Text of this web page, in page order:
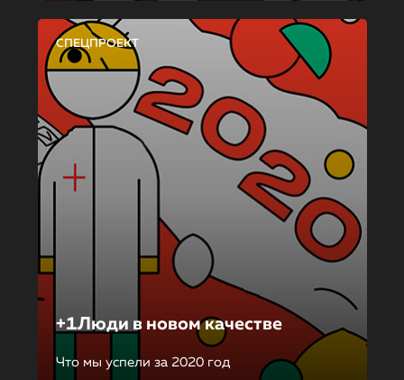
СПЕЦПРОЕКТ
+1Люди в новом качестве
Что мы успели за 2020 год